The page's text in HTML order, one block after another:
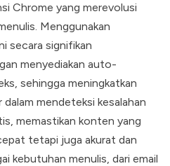
Chrome yang merevolusi
Menggunakan
secara signifikan
menyediakan auto-
sehingga meningkatkan
mendeteksi kesalahan
memastikan konten yang
tetapi juga akurat dan
kebutuhan menulis, dari email